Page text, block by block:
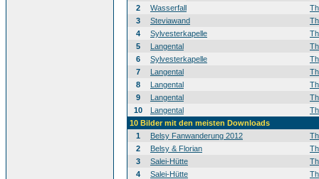
2
Wasserfall
3
Steviawand
4
Sylvesterkapelle
5
Langental
6
Sylvesterkapelle
7
Langental
8
Langental
9
Langental
10
Langental
10 Bilder mit den meisten Downloads
1
Belsy Fanwanderung 2012
2
Belsy & Florian
3
Salei-Hütte
4
Salei-Hütte